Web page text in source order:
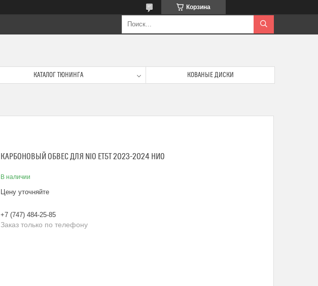
Корзина
КАТАЛОГ ТЮНИНГА КОВАНЫЕ ДИСКИ
КАРБОНОВЫЙ ОБВЕС ДЛЯ NIO ET5T 2023-2024 НИО
В наличии
Цену уточняйте
+7 (747) 484-25-85
Заказ только по телефону